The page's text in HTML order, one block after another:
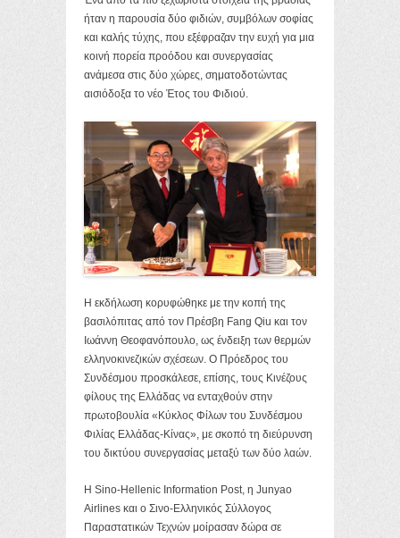
ήταν η παρουσία δύο φιδιών, συμβόλων σοφίας
και καλής τύχης, που εξέφραζαν την ευχή για μια
κοινή πορεία προόδου και συνεργασίας
ανάμεσα στις δύο χώρες, σηματοδοτώντας
αισιόδοξα το νέο Έτος του Φιδιού.
Η εκδήλωση κορυφώθηκε με την κοπή της
βασιλόπιτας από τον Πρέσβη Fang Qiu και τον
Ιωάννη Θεοφανόπουλο, ως ένδειξη των θερμών
ελληνοκινεζικών σχέσεων. Ο Πρόεδρος του
Συνδέσμου προσκάλεσε, επίσης, τους Κινέζους
φίλους της Ελλάδας να ενταχθούν στην
πρωτοβουλία «Κύκλος Φίλων του Συνδέσμου
Φιλίας Ελλάδας-Κίνας», με σκοπό τη διεύρυνση
του δικτύου συνεργασίας μεταξύ των δύο λαών.
Η Sino-Hellenic Information Post, η Junyao
Airlines και ο Σινο-Ελληνικός Σύλλογος
Παραστατικών Τεχνών μοίρασαν δώρα σε